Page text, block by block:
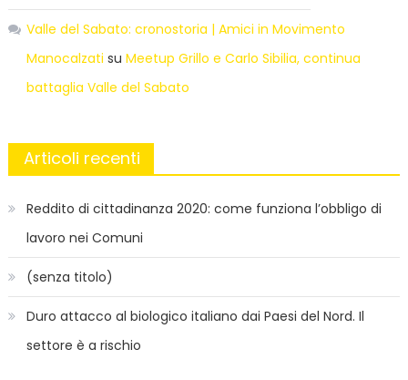
Valle del Sabato: cronostoria | Amici in Movimento
Manocalzati su Meetup Grillo e Carlo Sibilia, continua
battaglia Valle del Sabato
Articoli recenti
Reddito di cittadinanza 2020: come funziona l’obbligo di
lavoro nei Comuni
(senza titolo)
Duro attacco al biologico italiano dai Paesi del Nord. Il
settore è a rischio